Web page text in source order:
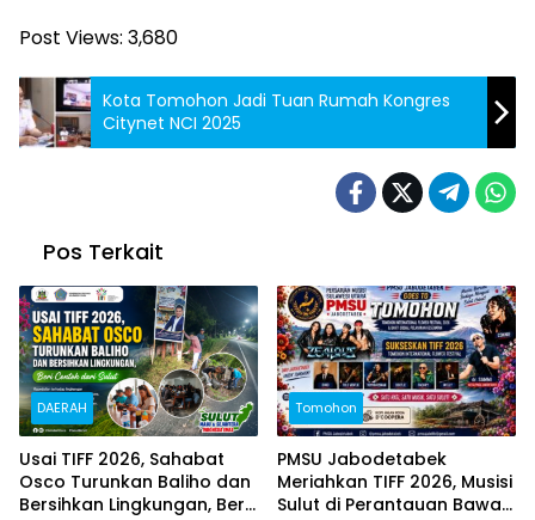
Post Views: 3,680
Kota Tomohon Jadi Tuan Rumah Kongres
Citynet NCI 2025
Pos Terkait
DAERAH
Usai TIFF 2026, Sahabat
Osco Turunkan Baliho dan
Bersihkan Lingkungan, Beri
Tomohon
PMSU Jabodetabek
Meriahkan TIFF 2026, Musisi
Sulut di Perantauan Bawa